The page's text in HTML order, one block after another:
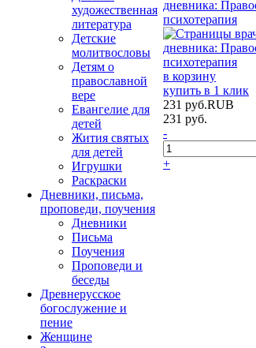
художественная
литература
Детские
молитвословы
Детям о
православной
вере
Евангелие для
детей
Жития святых
для детей
Игрушки
Раскраски
Дневники, письма,
проповеди, поучения
Дневники
Письма
Поучения
Проповеди и
беседы
Древнерусское
богослужение и
пение
Женщине
в корзину
купить в 1 клик
231 руб.RUB
231 руб.
-
+